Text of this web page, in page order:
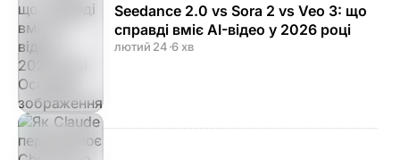
Seedance 2.0 vs Sora 2 vs Veo 3: що
справді вміє AI-відео у 2026 році
лютий 24·6 хв